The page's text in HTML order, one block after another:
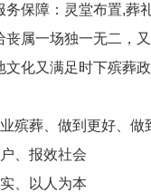
务保障：灵堂布置,葬
丧属一场独一无二，
文化又满足时下殡葬
殡葬、做到更好、做
、报效社会
、以人为本